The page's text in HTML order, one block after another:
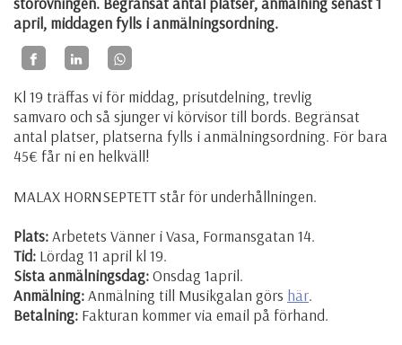
april, middagen fylls i anmälningsordning.
Kl 19 träffas vi för middag, prisutdelning, trevlig
samvaro och så sjunger vi körvisor till bords. Begränsat
antal platser, platserna fylls i anmälningsordning. För bara
45€ får ni en helkväll!
MALAX HORNSEPTETT står för underhållningen.
Plats:Arbetets Vänner i Vasa, Formansgatan 14.
Tid: Lördag 11 april kl 19.
Sista anmälningsdag:Onsdag 1april.
Anmälning:Anmälning till Musikgalan görs här.
Betalning: Fakturan kommer via email på förhand.